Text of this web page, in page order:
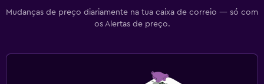
Mudanças de preço diariamente na tua caixa de correio — só com
os Alertas de preço.